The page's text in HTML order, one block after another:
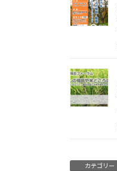
カテゴリー